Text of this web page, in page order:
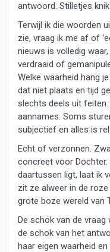
antwoord. Stilletjes knik
Terwijl ik die woorden
zie, vraag ik me af of
nieuws is volledig
verdraaid of
Welke waarheid hang
dat niet plaats en tijd
slechts deels uit
aannames. Soms
subjectief en alles is
Echt of verzonnen.
concreet voor
daartussen ligt, laat ik
zit ze alweer in de
grote boze wereld van
De schok van de
de schok van het
haar eigen waarheid